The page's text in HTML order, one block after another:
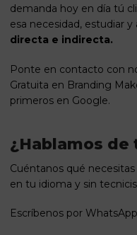
demanda hoy en día tú
esa necesidad, estudiar y
directa e indirecta.
Ponte en contacto con
Gratuita en Branding
primeros en Google.
¿Hablamos
Cuéntanos qué
en tu idioma y sin
Escríbenos por WhatsApp